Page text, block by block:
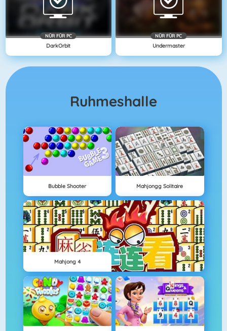
NÜR FÜR PC
DarkOrbit
NÜR FÜR PC
Undermaster
Ruhmeshalle
Bubble Shooter Mahjongg Solitaire
Mahjong 4